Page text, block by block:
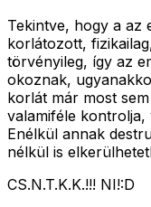
Tekintve, hogy a az
korlátozott,
törvényileg, így az
okoznak,
korlát már most
valamiféle kontrolja,
Enélkül annak
nélkül is
CS.N.T.K.K.!!! NI!:D